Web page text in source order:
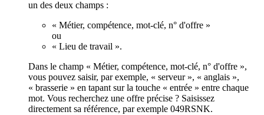
un des deux champs :
« Métier, compétence, mot-clé, n° d'offre »
ou
« Lieu de travail ».
Dans le champ « Métier, compétence, mot-clé, n° d'offre »,
vous pouvez saisir, par exemple, « serveur », « anglais »,
« brasserie » en tapant sur la touche « entrée » entre chaque
mot. Vous recherchez une offre précise ? Saisissez
directement sa référence, par exemple 049RSNK.